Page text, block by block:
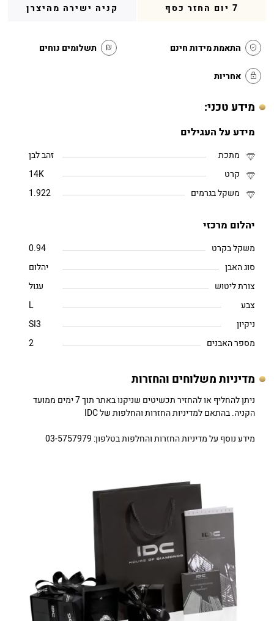
7 יום החזר כסף קניה ישירה מהיצרן
התאמת מידות חינם תשלומים נוחים
אחריות
מידע טכני:
מידע על העגילים
מתכת
זהב לבן
קרט
14K
משקל בגרמים
1.922
יהלום מרכזי
משקל בקרט
0.94
סוג האבן
יהלום
צורת ליטוש
עגול
צבע
L
ניקיון
SI3
מספר האבנים
2
מדיניות משלוחים והחזרות
ניתן להחליף או להחזיר תכשיטים שניקנו באתר תוך 7 ימים ממועד
הקניה. בהתאם למדיניות החזרות והחלפות של IDC
מידע נוסף על מדיניות החזרות והחלפות בטלפון: 03-5757979